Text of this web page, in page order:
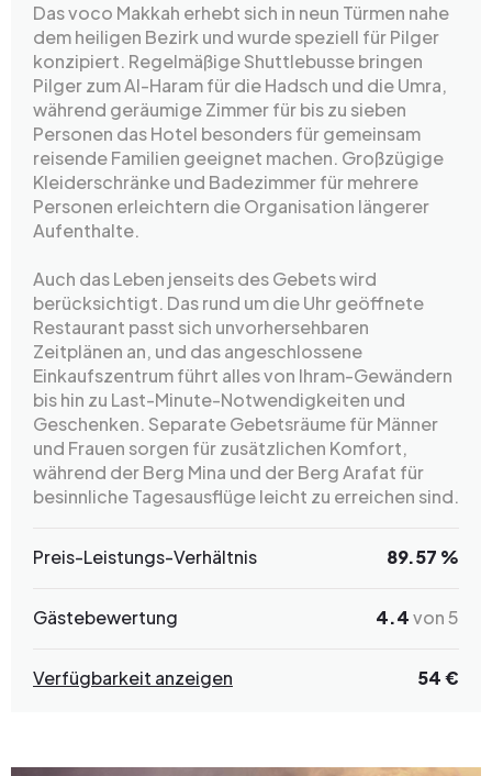
Das voco Makkah erhebt sich in neun Türmen nahe
dem heiligen Bezirk und wurde speziell für Pilger
konzipiert. Regelmäßige Shuttlebusse bringen
Pilger zum Al-Haram für die Hadsch und die Umra,
während geräumige Zimmer für bis zu sieben
Personen das Hotel besonders für gemeinsam
reisende Familien geeignet machen. Großzügige
Kleiderschränke und Badezimmer für mehrere
Personen erleichtern die Organisation längerer
Aufenthalte.
Auch das Leben jenseits des Gebets wird
berücksichtigt. Das rund um die Uhr geöffnete
Restaurant passt sich unvorhersehbaren
Zeitplänen an, und das angeschlossene
Einkaufszentrum führt alles von Ihram-Gewändern
bis hin zu Last-Minute-Notwendigkeiten und
Geschenken. Separate Gebetsräume für Männer
und Frauen sorgen für zusätzlichen Komfort,
während der Berg Mina und der Berg Arafat für
besinnliche Tagesausflüge leicht zu erreichen sind.
Preis-Leistungs-Verhältnis 89.57 %
Gästebewertung 4.4von 5
Verfügbarkeit anzeigen 54 €